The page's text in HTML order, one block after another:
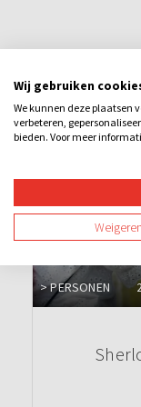
Ook leuk
> PERSONEN
Wij gebruiken
We kunnen deze plaatsen
verbeteren,
bieden. Voor meer
Weigeren